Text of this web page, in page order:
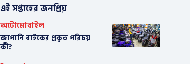
এই সপ্তাহের জনপ্রিয়
অটোমোবাইল
​জাপানি বাইকের প্রকৃত পরিচয়
কী?